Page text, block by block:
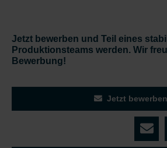
Jetzt bewerben und Teil eines
Produktionsteams werden. Wir
Bewerbung!
Jetzt bewerben